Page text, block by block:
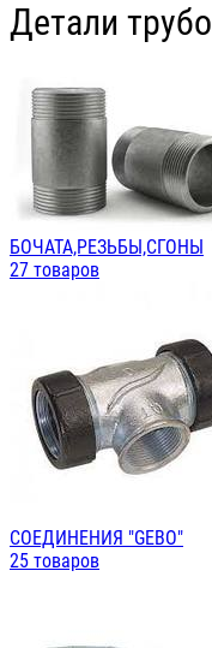
Детали
БОЧАТА,РЕЗЬБЫ,СГОНЫ
27 товаров
СОЕДИНЕНИЯ "GEBO"
25 товаров